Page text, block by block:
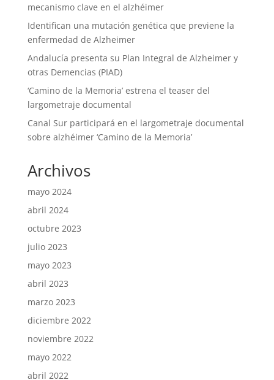
mecanismo clave en el alzhéimer
Identifican una mutación genética que previene la
enfermedad de Alzheimer
Andalucía presenta su Plan Integral de Alzheimer y
otras Demencias (PIAD)
‘Camino de la Memoria’ estrena el teaser del
largometraje documental
Canal Sur participará en el largometraje documental
sobre alzhéimer ‘Camino de la Memoria’
Archivos
mayo 2024
abril 2024
octubre 2023
julio 2023
mayo 2023
abril 2023
marzo 2023
diciembre 2022
noviembre 2022
mayo 2022
abril 2022